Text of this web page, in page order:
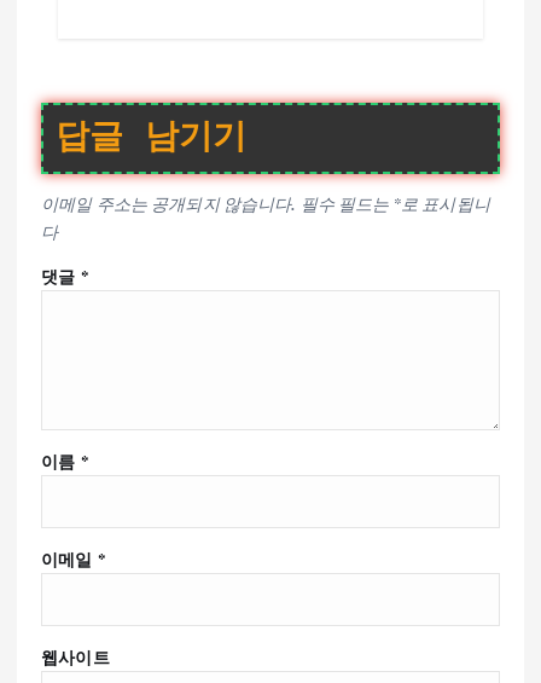
답글 남기기
이메일 주소는 공개되지 않습니다. 필수 필드는 *로 표시됩니
다
댓글 *
이름 *
이메일 *
웹사이트